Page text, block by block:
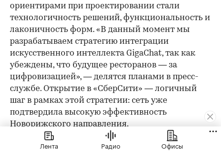
ориентирами при проектировании стали
технологичность решений, функциональность и
лаконичность форм. «В данный момент мы
разрабатываем стратегию интеграции
искусственного интеллекта GigaChat, так как
убеждены, что будущее ресторанов — за
цифровизацией», — делятся планами в пресс-
службе. Открытие в «СберСити» — логичный
шаг в рамках этой стратегии: сеть уже
подтвердила высокую эффективность
Новорижского направления.
Как арендатору не прогадать
Лента Радио Офисы